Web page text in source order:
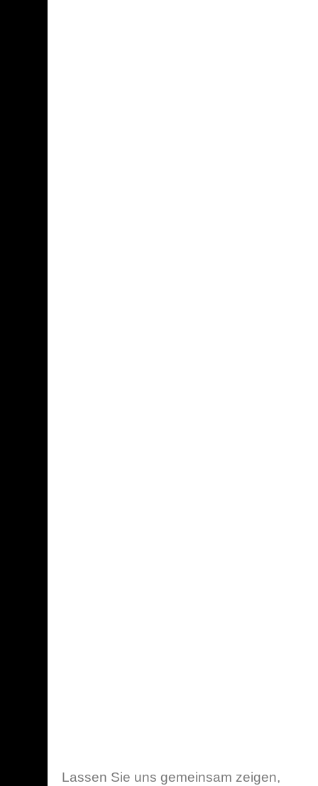
Lassen Sie uns gemeinsam zeigen,